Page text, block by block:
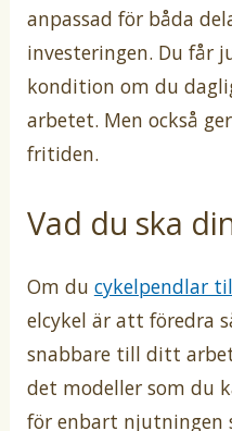
anpassad för båda
investeringen. Du får
kondition om du
arbetet. Men också
fritiden.
Vad du ska
Om du cykelpendlar
elcykel är att föredra
snabbare till ditt
det modeller som du
för enbart njutningen